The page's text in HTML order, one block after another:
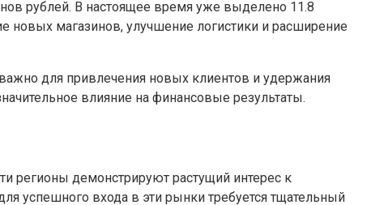
рублей. В настоящее время уже выделено 11.8
новых магазинов, улучшение логистики и расширение
для привлечения новых клиентов и удержания
влияние на финансовые результаты.
регионы демонстрируют растущий интерес к
успешного входа в эти рынки требуется тщательный